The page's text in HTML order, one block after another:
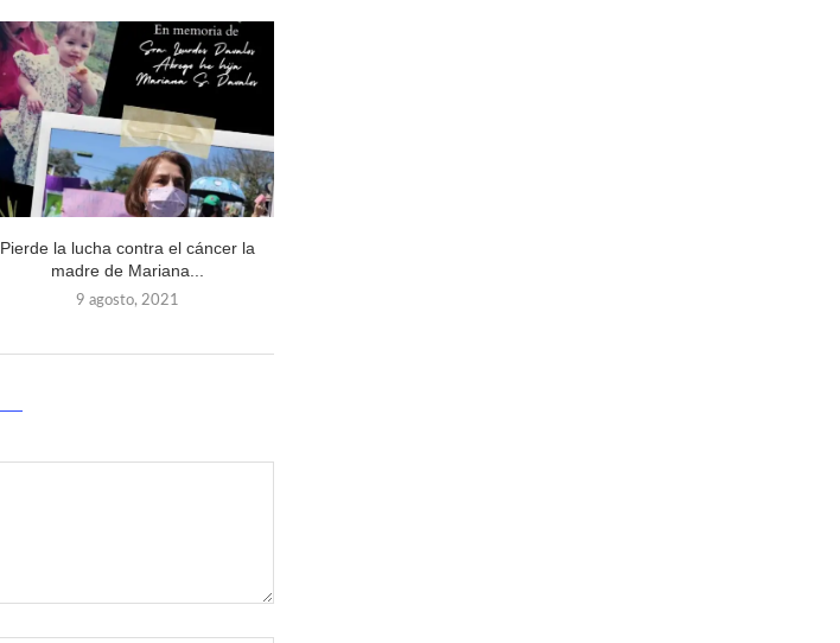
Pierde la lucha contra el cáncer la
madre de Mariana...
9 agosto, 2021